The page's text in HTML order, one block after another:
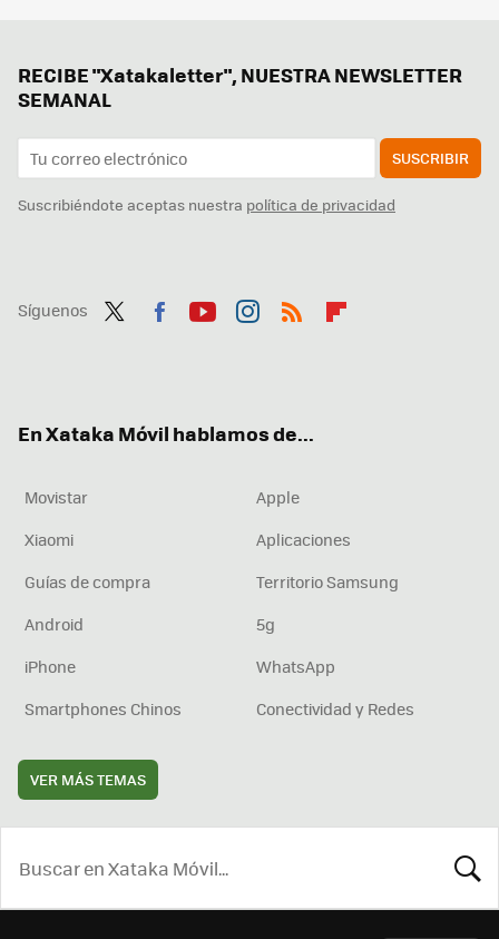
RECIBE "Xatakaletter", NUESTRA NEWSLETTER
SEMANAL
SUSCRIBIR
Suscribiéndote aceptas nuestra política de privacidad
Síguenos
En Xataka Móvil hablamos de...
Movistar
Apple
Xiaomi
Aplicaciones
Guías de compra
Territorio Samsung
Android
5g
iPhone
WhatsApp
Smartphones Chinos
Conectividad y Redes
VER MÁS TEMAS